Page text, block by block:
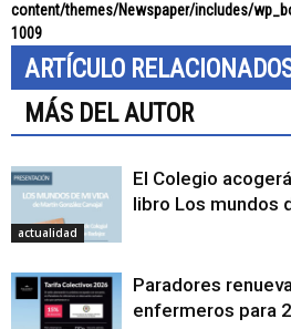
content/themes/Newspaper/includes/
1009
ARTÍCULO
MÁS DEL AUTOR
actualidad
El Colegio
libro Los mundos
Paradores
enfermeros para